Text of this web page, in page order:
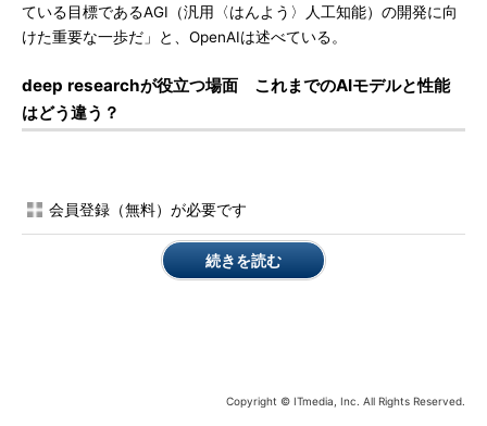
ている目標であるAGI（汎用〈はんよう〉人工知能）の開発に向
けた重要な一歩だ」と、OpenAIは述べている。
deep researchが役立つ場面 これまでのAIモデルと性能
はどう違う？
会員登録（無料）が必要です
続きを読む
Copyright © ITmedia, Inc. All Rights Reserved.